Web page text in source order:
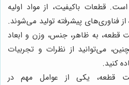
قطعات باکیفیت، از مواد اولیه
فناوری‌های پیشرفته تولید می‌شوند.
قطعه، به ظاهر، جنس، وزن و ابعاد
می‌توانید از نظرات و تجربیات
کنید.
قطعه، یکی از عوامل مهم در